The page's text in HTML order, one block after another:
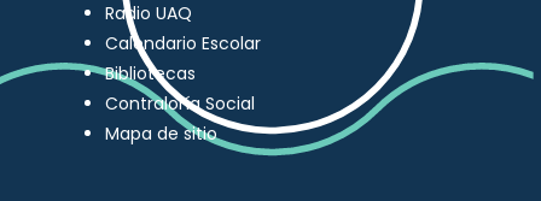
Radio UAQ
Calendario Escolar
Bibliotecas
Contraloría Social
Mapa de sitio